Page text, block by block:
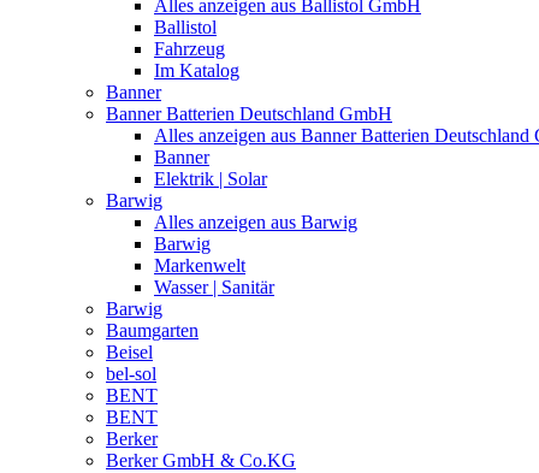
Alles anzeigen aus Ballistol GmbH
Ballistol
Fahrzeug
Im Katalog
Banner
Banner Batterien Deutschland GmbH
Alles anzeigen aus Banner Batterien Deutschland
Banner
Elektrik | Solar
Barwig
Alles anzeigen aus Barwig
Barwig
Markenwelt
Wasser | Sanitär
Barwig
Baumgarten
Beisel
bel-sol
BENT
BENT
Berker
Berker GmbH & Co.KG